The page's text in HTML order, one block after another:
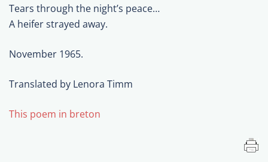
Tears through the night’s peace…
A heifer strayed away.
November 1965.
Translated by Lenora Timm
This poem in breton